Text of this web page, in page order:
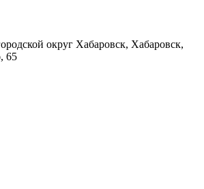
округ Хабаровск, Хабаровск,
65